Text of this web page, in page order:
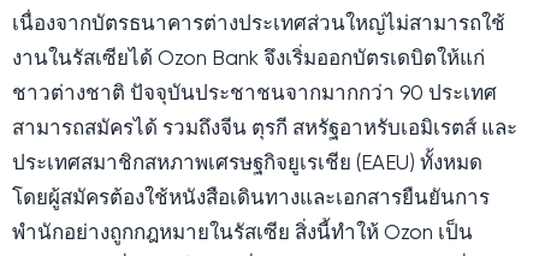
เนื่องจากบัตรธนาคารต่างประเทศส่วนใหญ่ไม่สามารถใช้
งานในรัสเซียได้ Ozon Bank จึงเริ่มออกบัตรเดบิตให้แก่
ชาวต่างชาติ ปัจจุบันประชาชนจากมากกว่า 90 ประเทศ
สามารถสมัครได้ รวมถึงจีน ตุรกี สหรัฐอาหรับเอมิเรตส์ และ
ประเทศสมาชิกสหภาพเศรษฐกิจยูเรเชีย (EAEU) ทั้งหมด
โดยผู้สมัครต้องใช้หนังสือเดินทางและเอกสารยืนยันการ
พำนักอย่างถูกกฎหมายในรัสเซีย สิ่งนี้ทำให้ Ozon เป็น